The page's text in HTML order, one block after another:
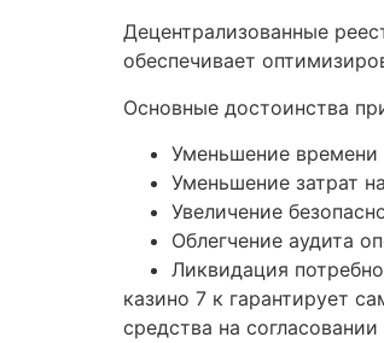
Децентрализованные
обеспечивает
Основные достоинства
Уменьшение времени
Уменьшение затрат
Увеличение
Облегчение аудита
Ликвидация
казино 7 к гарантирует
средства на